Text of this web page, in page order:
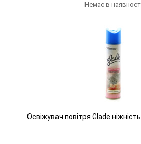
Немає в
Освіжувач повітря Glade